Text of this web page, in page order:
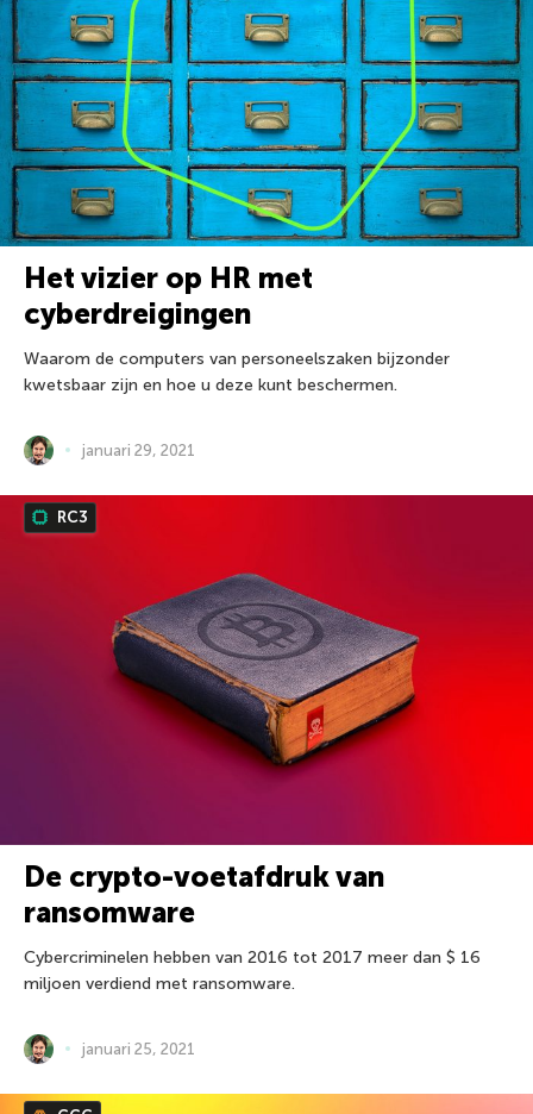
Het vizier op HR met
cyberdreigingen
Waarom de computers van personeelszaken bijzonder
kwetsbaar zijn en hoe u deze kunt beschermen.
januari 29, 2021
RC3
De crypto-voetafdruk van
ransomware
Cybercriminelen hebben van 2016 tot 2017 meer dan $ 16
miljoen verdiend met ransomware.
januari 25, 2021